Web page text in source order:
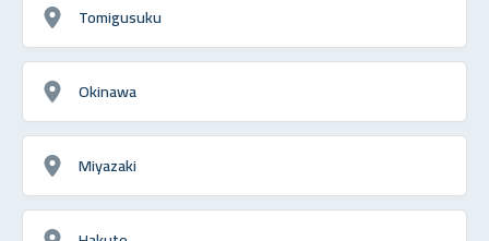
Tomigusuku
Okinawa
Miyazaki